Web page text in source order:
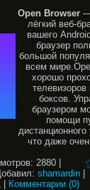
Open Browser
лёгкий веб-
вашего
браузер
большой
всем
хорошо
телевизоров
боксов.
браузером
помощи
что даже
2880
shamardin
Комментарии (0)